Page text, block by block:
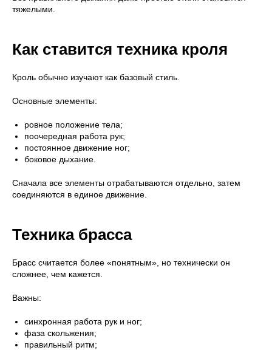
тяжелыми.
Как ставится техника кроля
Кроль обычно изучают как базовый стиль.
Основные элементы:
ровное положение тела;
поочередная работа рук;
постоянное движение ног;
боковое дыхание.
Сначала все элементы отрабатываются отдельно, затем
соединяются в единое движение.
Техника брасса
Брасс считается более «понятным», но технически он
сложнее, чем кажется.
Важны:
синхронная работа рук и ног;
фаза скольжения;
правильный ритм;